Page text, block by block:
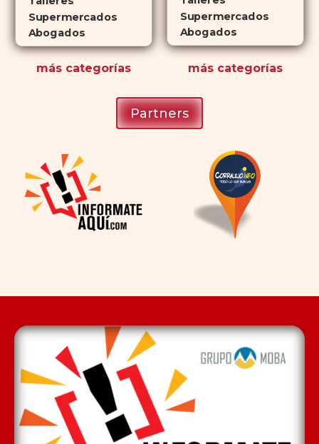
Supermercados
Abogados
más categorías
Supermercados
Abogados
máscategorías
Partners